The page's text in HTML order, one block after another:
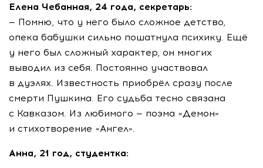
Елена Чебанная, 24 года, секретарь:
— Помню, что у него было сложное детство,
опека бабушки сильно пошатнула психику. Ещё
у него был сложный характер, он многих
выводил из себя. Постоянно участвовал
в дуэлях. Известность приобрёл сразу после
смерти Пушкина. Его судьба тесно связана
с Кавказом. Из любимого — поэма «Демон»
и стихотворение «Ангел».
Анна, 21 год, студентка: